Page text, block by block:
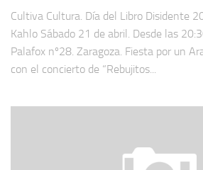
Cultiva Cultura. Día del Libro Disidente
Kahlo Sábado 21 de abril. Desde las
Palafox nº28. Zaragoza. Fiesta por un
con el concierto de “Rebujitos...